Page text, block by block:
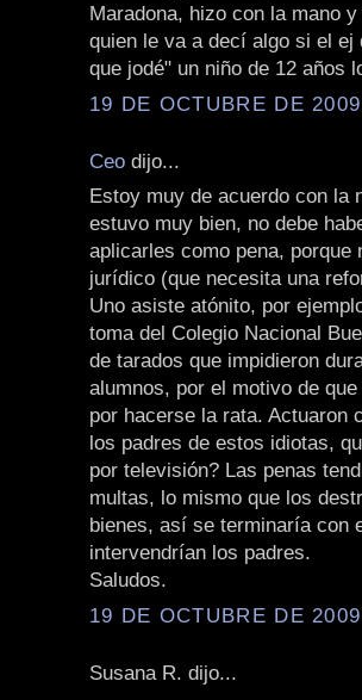
Maradona, hizo con la mano
quien le va a decí algo si el ej
que jodé" un niño de 12 años
19 DE OCTUBRE DE
Ceo dijo...
Estoy muy de acuerdo con la
estuvo muy bien, no debe
aplicarles como pena, porque
jurídico (que necesita una
Uno asiste atónito, por
toma del Colegio Nacional
de tarados que impidieron
alumnos, por el motivo de
por hacerse la rata. Actuaron
los padres de estos idiotas,
por televisión? Las penas
multas, lo mismo que los
bienes, así se terminaría con
intervendrían los padres.
Saludos.
19 DE OCTUBRE DE
Susana R. dijo...